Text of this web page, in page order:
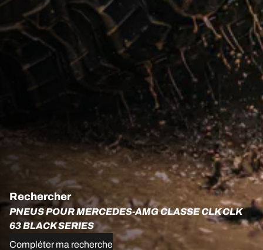
Rechercher
PNEUS POUR MERCEDES-AMG CLASSE CLK CLK
63 BLACK SERIES
Compléter ma recherche